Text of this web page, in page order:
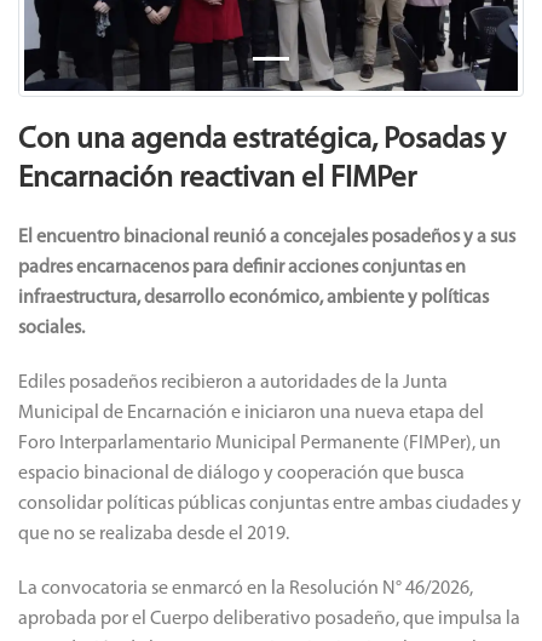
Con una agenda estratégica, Posadas y
Encarnación reactivan el FIMPer
El encuentro binacional reunió a concejales posadeños y a sus
padres encarnacenos para definir acciones conjuntas en
infraestructura, desarrollo económico, ambiente y políticas
sociales.
Ediles posadeños recibieron a autoridades de la Junta
Municipal de Encarnación e iniciaron una nueva etapa del
Foro Interparlamentario Municipal Permanente (FIMPer), un
espacio binacional de diálogo y cooperación que busca
consolidar políticas públicas conjuntas entre ambas ciudades y
que no se realizaba desde el 2019.
La convocatoria se enmarcó en la Resolución N° 46/2026,
aprobada por el Cuerpo deliberativo posadeño, que impulsa la